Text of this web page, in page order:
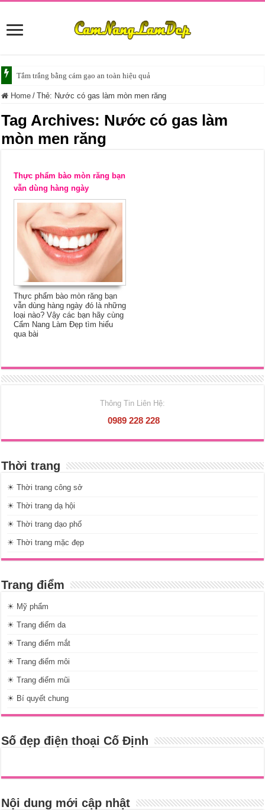
Tắm trắng bằng cám gạo an toàn hiệu quả
Home / Thẻ: Nước có gas làm mòn men răng
Tag Archives: Nước có gas làm
mòn men răng
Thực phẩm bào mòn răng bạn
vẫn dùng hàng ngày
Thực phẩm bào mòn răng bạn
vẫn dùng hàng ngày đó là những
loại nào? Vậy các bạn hãy cùng
Cẩm Nang Làm Đẹp tìm hiểu
qua bài
Thông Tin Liên Hệ:
0989 228 228
Thời trang
☀ Thời trang công sở
☀ Thời trang dạ hội
☀ Thời trang dạo phố
☀ Thời trang mặc đẹp
Trang điểm
☀ Mỹ phẩm
☀ Trang điểm da
☀ Trang điểm mắt
☀ Trang điểm môi
☀ Trang điểm mũi
☀ Bí quyết chung
Số đẹp điện thoại Cố Định
Nội dung mới cập nhật